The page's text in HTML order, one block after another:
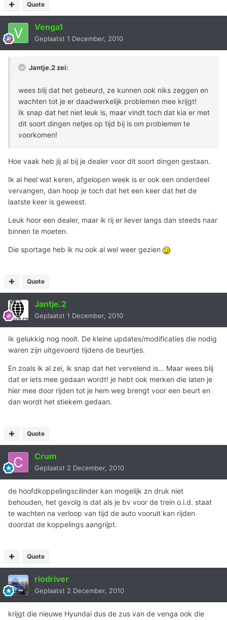
Quote
Venga1
Geplaatst 1 December, 2010
Jantje.2 zei:
wees blij dat het gebeurd, ze kunnen ook niks zeggen en
wachten tot je er daadwerkelijk problemen mee krijgt!
Ik snap dat het niet leuk is, maar vindt toch dat kia er met
dit soort dingen netjes op tijd bij is om problemen te
voorkomen!
Hoe vaak heb jij al bij je dealer voor dit soort dingen gestaan.
Ik al heel wat keren, afgelopen week is er ook een onderdeel
vervangen, dan hoop je toch dat het een keer dat het de
laatste keer is geweest.
Leuk hoor een dealer, maar ik rij er liever langs dan steeds naar
binnen te moeten.
Die sportage heb ik nu ook al wel weer gezien
Quote
Jantje.2
Geplaatst 1 December, 2010
Ik gelukkig nog nooit. De kleine updates/modificaties die nodig
waren zijn uitgevoerd tijdens de beurtjes.
En zoals ik al zei, ik snap dat het vervelend is... Maar wees blij
dat er iets mee gedaan wordt! je hebt ook merken die laten je
hier mee door rijden tot je hem weg brengt voor een beurt en
dan wordt het stiekem gedaan.
Quote
Crum
Geplaatst 2 December, 2010
de hoofdkoppelingscilinder kan mogelijk zn druk niet
behouden, het gevolg is dat als je bv voor de trein o.i.d. staat
te wachten na verloop van tijd de auto vooruit kan rijden
doordat de koppelings aangrijpt.
Quote
riodriver
Geplaatst 2 December, 2010
krijgt die nieuwe Hyundai dus de zus van de venga ook die